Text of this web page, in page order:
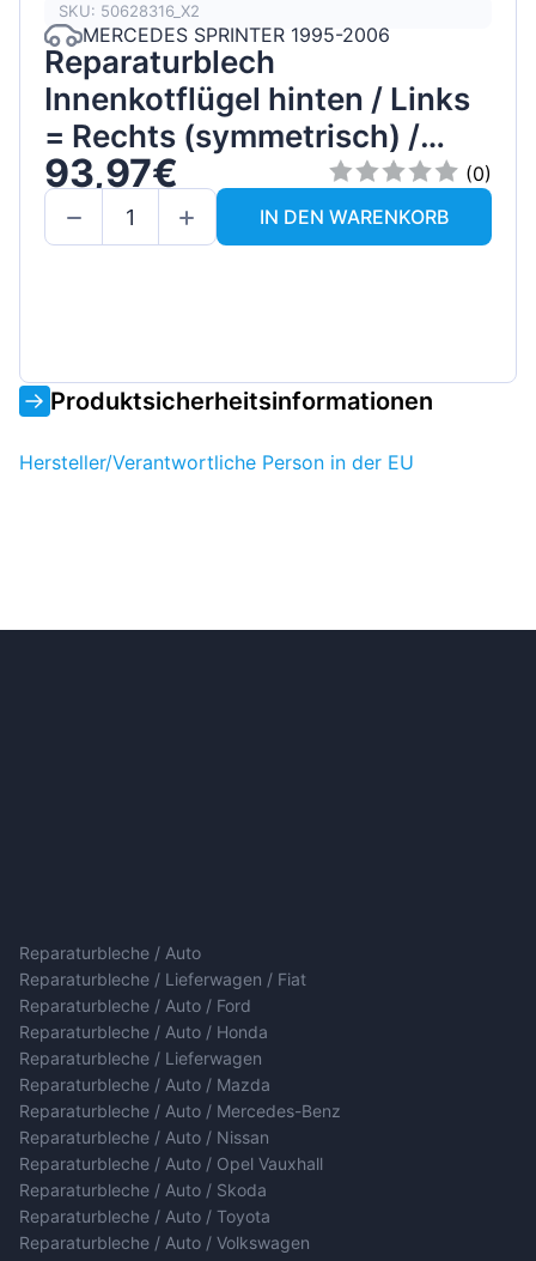
SKU: 50628316_X2
MERCEDES SPRINTER 1995-2006
Reparaturblech
Innenkotflügel hinten / Links
= Rechts (symmetrisch) /
Satz
93,97€
(0)
IN DEN WARENKORB
Produktsicherheitsinformationen
Hersteller/Verantwortliche Person in der EU
Reparaturbleche / Auto
Reparaturbleche / Lieferwagen / Fiat
Reparaturbleche / Auto / Ford
Reparaturbleche / Auto / Honda
Reparaturbleche / Lieferwagen
Reparaturbleche / Auto / Mazda
Reparaturbleche / Auto / Mercedes-Benz
Reparaturbleche / Auto / Nissan
Reparaturbleche / Auto / Opel Vauxhall
Reparaturbleche / Auto / Skoda
Reparaturbleche / Auto / Toyota
Reparaturbleche / Auto / Volkswagen